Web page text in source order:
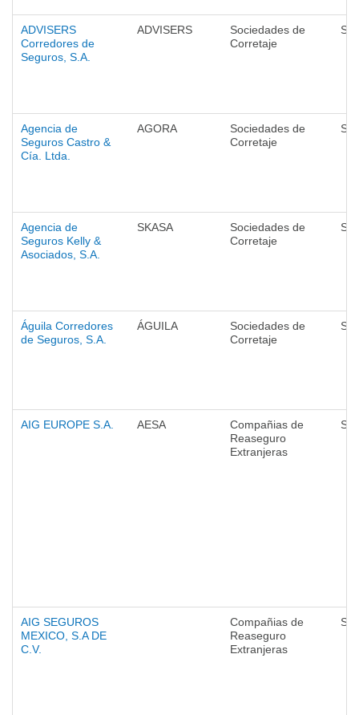
ADVISERS
Corredores de
Seguros, S.A.
ADVISERS
Sociedades de
Corretaje
Agencia de
Seguros Castro &
Cía. Ltda.
AGORA
Sociedades de
Corretaje
Agencia de
Seguros Kelly &
Asociados, S.A.
SKASA
Sociedades de
Corretaje
Águila Corredores
de Seguros, S.A.
ÁGUILA
Sociedades de
Corretaje
AIG EUROPE S.A. AESA
Compañias de
Reaseguro
Extranjeras
AIG SEGUROS
MEXICO, S.A DE
C.V.
Compañias de
Reaseguro
Extranjeras